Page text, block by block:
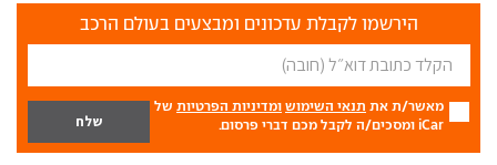
הירשמו לקבלת עדכונים ומבצעים בעולם הרכב
מאשר/ת את תנאי השימוש ומדיניות הפרטיות של
iCar ומסכים/ה לקבל מכם דברי פרסום.